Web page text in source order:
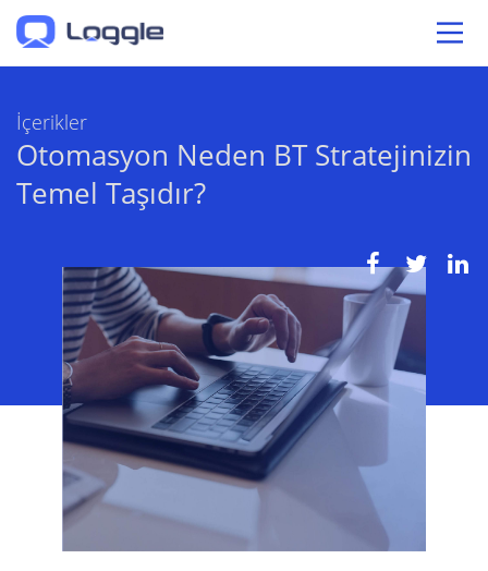
İçerikler
Otomasyon Neden BT Stratejinizin
Temel Taşıdır?